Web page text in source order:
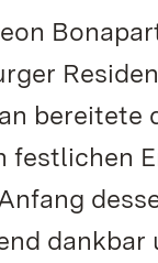
bereitete
festlichen
dankbar